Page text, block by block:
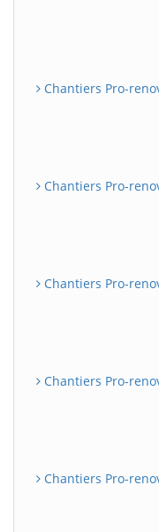
Chantiers Pro-
Chantiers Pro-
Chantiers Pro-
Chantiers Pro-
Chantiers Pro-